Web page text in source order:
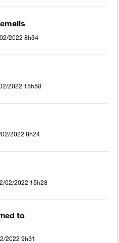
2022 8h34
2022 15h58
2022 8h24
02/2022 15h28
to
2022 9h31